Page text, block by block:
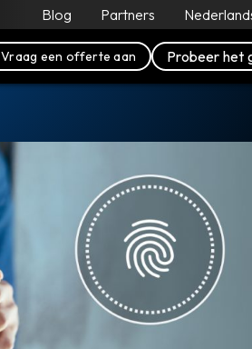
Blog Partners
Vraag een offerte aan Probeer het